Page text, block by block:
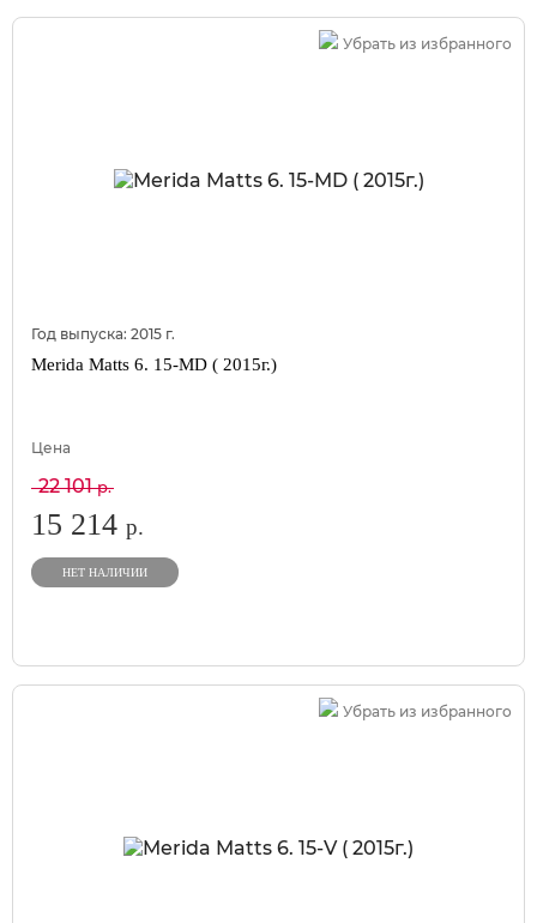
Убрать из избранного
Год выпуска: 2015 г.
Merida Matts 6. 15-MD ( 2015г.)
Цена
22 101р.
15 214 р.
НЕТ НАЛИЧИИ
Убрать из избранного